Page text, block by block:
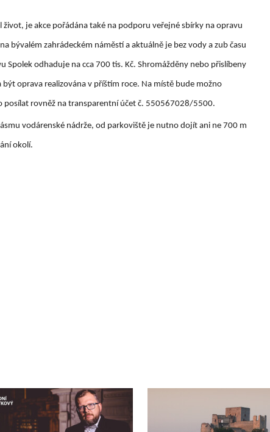
je akce pořádána také na podporu veřejné sbírky na opravu
bývalém zahrádeckém náměstí a aktuálně je bez vody a zub času
Spolek odhaduje na cca 700 tis. Kč. Shromážděny nebo přislíbeny
oprava realizována v příštím roce. Na místě bude možno
rovněž na transparentní účet č. 550567028/5500.
vodárenské nádrže, od parkoviště je nutno dojít ani ne 700 m
okolí.